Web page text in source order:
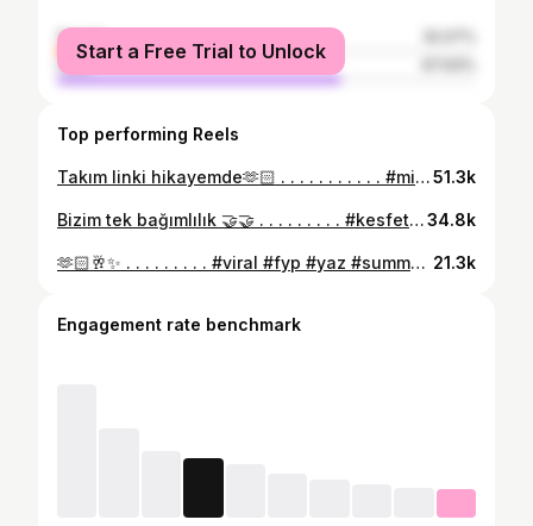
female
male
Start a Free Trial to Unlock
Top performing Reels
Takım linki hikayemde🫶🏻 . . . . . . . . . . . #milla #trendyol #kombin #elbise #viral51.3k
Bizim tek bağımlılık 🤝🤝 . . . . . . . . . #kesfet #ankara #fyp #kesfetteyiz #fypage #keşfetteyiz #ironi #keşfetreels #viral #komik #kombin #viralreels #akımvideolari34.8k
🫶🏻🥂✨ . . . . . . . . . #viral #fyp #yaz #summertime #trendyolmillastilim 21.3k
Engagement rate benchmark